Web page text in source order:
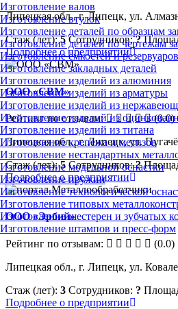
Изготовление валов
Изготовление втулок
Изготовление деталей по образцам
Изготовление деталей по чертежам
Изготовление ёмкостей и резервуаров
Изготовление закладных деталей
Изготовление изделий из алюминия
Изготовление изделий из арматуры
Изготовление изделий из
Изготовление изделий из
Изготовление изделий из титана
Изготовление крепежа и метизов
Изготовление нестандартных
Изготовление модельной оснастки
Изготовление пружин
Изготовление технологической
Изготовление типовых
Изготовление шестерен и зубчатых
Изготовление штампов и пресс-форм
Липецкая обл., г. Липецк, ул.
Стаж (лет):5 Сотрудников:?
Подробнее о предприятии
ООО «СВМ»
Рейтинг по отзывам:
(0.0)
Липецкая обл., г. Липецк, ул.
Стаж (лет):5 Сотрудников:?
Подробнее о предприятии
ООО «Эрбий»
Рейтинг по отзывам:
(0.0)
Липецкая обл., г. Липецк, ул.
Стаж (лет): 3 Сотрудников: ?
Подробнее о предприятии